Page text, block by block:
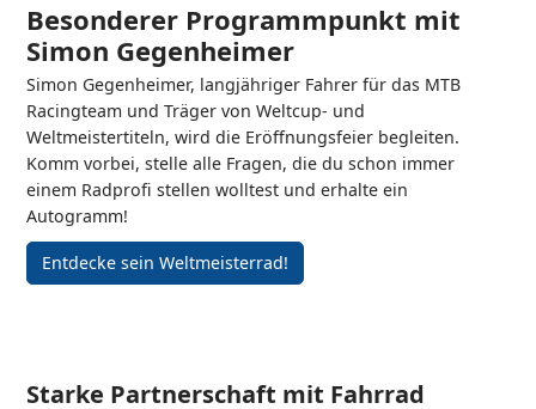
Besonderer Programmpunkt mit
Simon Gegenheimer
Simon Gegenheimer, langjähriger Fahrer für das MTB
Racingteam und Träger von Weltcup- und
Weltmeistertiteln, wird die Eröffnungsfeier begleiten.
Komm vorbei, stelle alle Fragen, die du schon immer
einem Radprofi stellen wolltest und erhalte ein
Autogramm!
Entdecke sein Weltmeisterrad!
Starke Partnerschaft mit Fahrrad